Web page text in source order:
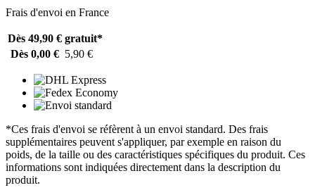
Frais d'envoi en France
Dès 49,90 € gratuit*
Dès 0,00 € 5,90 €
*Ces frais d'envoi se réfèrent à un envoi standard. Des frais
supplémentaires peuvent s'appliquer, par exemple en raison du
poids, de la taille ou des caractéristiques spécifiques du produit. Ces
informations sont indiquées directement dans la description du
produit.